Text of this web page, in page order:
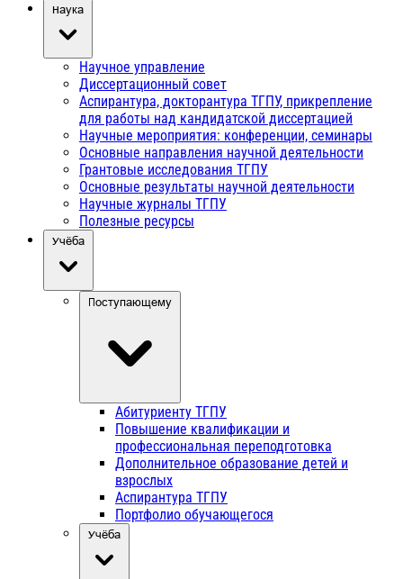
Наука
Научное управление
Диссертационный совет
Аспирантура, докторантура ТГПУ, прикрепление
для работы над кандидатской диссертацией
Научные мероприятия: конференции, семинары
Основные направления научной деятельности
Грантовые исследования ТГПУ
Основные результаты научной деятельности
Научные журналы ТГПУ
Полезные ресурсы
Учёба
Поступающему
Абитуриенту ТГПУ
Повышение квалификации и
профессиональная переподготовка
Дополнительное образование детей и
взрослых
Аспирантура ТГПУ
Портфолио обучающегося
Учёба